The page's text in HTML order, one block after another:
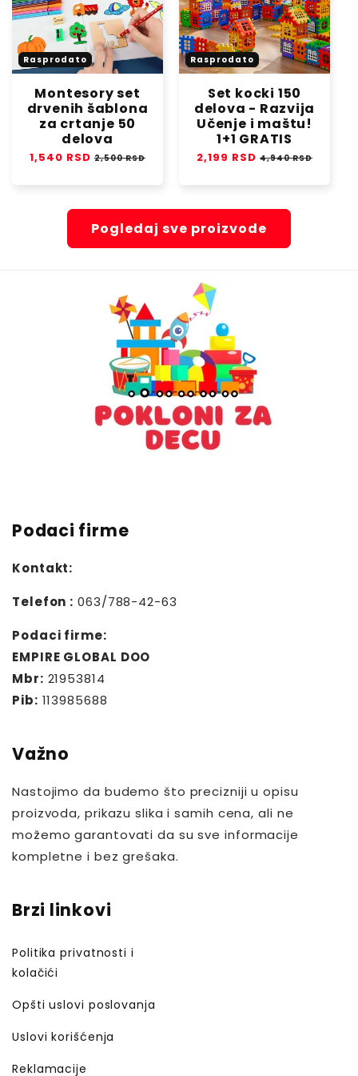
Rasprodato
Montesory set
drvenih šablona
za crtanje 50
delova
Regular
1,540 RSD Sale
2,500 RSD
Rasprodato
Set kocki 150
delova - Razvija
Učenje i maštu!
1+1 GRATIS
Regular
2,199 RSD Sale
4,940 RSD
Pogledaj sve proizvode
Podaci firme
Kontakt:
Telefon : 063/788-42-63
Podaci firme:
EMPIRE GLOBAL DOO
Mbr: 21953814
Pib: 113985688
Važno
Nastojimo da budemo što precizniji u opisu
proizvoda, prikazu slika i samih cena, ali ne
možemo garantovati da su sve informacije
kompletne i bez grešaka.
Brzi linkovi
Politika privatnosti i
kolačići
Opšti uslovi poslovanja
Uslovi korišćenja
Reklamacije